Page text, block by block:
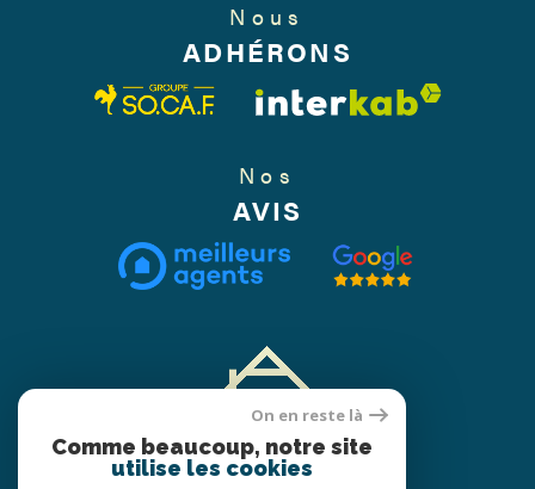
Nous
ADHÉRONS
Nos
AVIS
On en reste là
Comme beaucoup, notre site
utilise les cookies